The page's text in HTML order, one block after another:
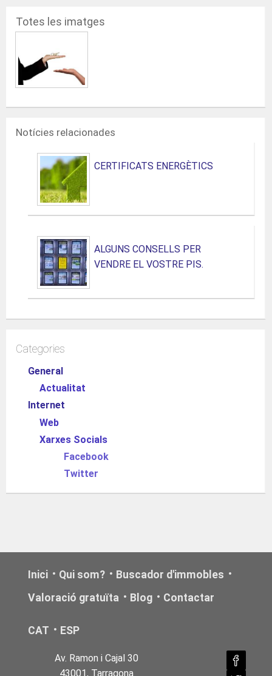
Totes les imatges
Notícies relacionades
CERTIFICATS ENERGÈTICS
ALGUNS CONSELLS PER
VENDRE EL VOSTRE PIS.
Categories
General
Actualitat
Internet
Web
Xarxes Socials
Facebook
Twitter
Inici Qui som?
Buscador d'immobles
Valoració gratuïta
Blog Contactar
CAT ESP
Av. Ramon i Cajal 30
43001, Tarragona